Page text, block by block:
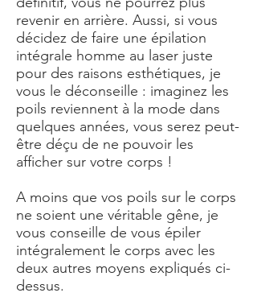
revenir en arrière. Aussi, si vous
décidez de faire une épilation
intégrale homme au laser juste
pour des raisons esthétiques, je
vous le déconseille : imaginez les
poils reviennent à la mode dans
quelques années, vous serez peut-
être déçu de ne pouvoir les
afficher sur votre corps !
A moins que vos poils sur le corps
ne soient une véritable gêne, je
vous conseille de vous épiler
intégralement le corps avec les
deux autres moyens expliqués ci-
dessus.